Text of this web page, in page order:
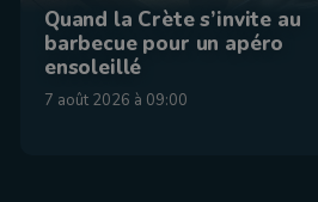
Quand la Crète s’invite au
barbecue pour un apéro
ensoleillé
7 août 2026 à 09:00